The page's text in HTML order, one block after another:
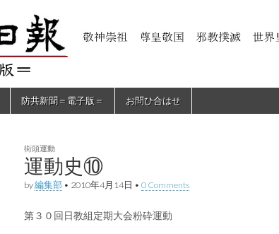
防共新聞＝電子版＝ お問ひ合はせ
街頭運動
運動史⑩
by編集部 • 2010年4月14日 • 0 Comments
第３０回日教組定期大会粉砕運動